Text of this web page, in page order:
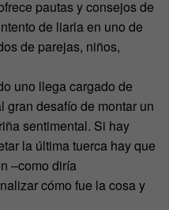
pautas y consejos de
de liarla en uno de
de parejas, niños,
uno llega cargado de
gran desafío de montar un
sentimental. Si hay
la última tuerca hay que
–como diría
cómo fue la cosa y